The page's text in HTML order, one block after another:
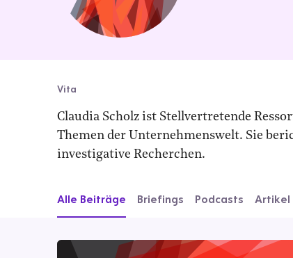
Vita
Claudia Scholz ist Stellvertretende
Themen der Unternehmenswelt. Sie
investigative Recherchen.
Alle Beiträge Briefings Podcasts Artikel